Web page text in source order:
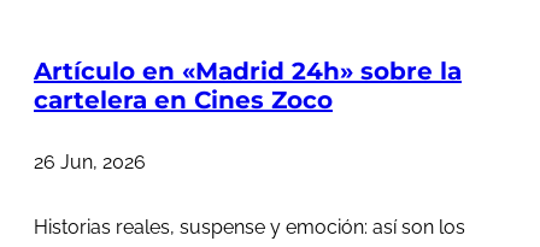
Artículo en «Madrid 24h» sobre la
cartelera en Cines Zoco
26 Jun, 2026
Historias reales, suspense y emoción: así son los